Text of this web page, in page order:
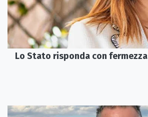
Lo Stato risponda con fermezza